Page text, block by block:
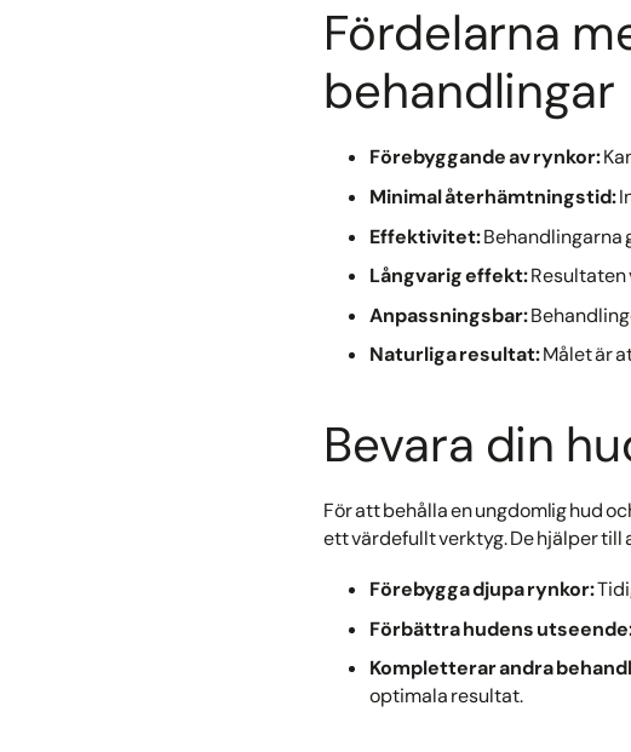
Fördelarna
behandlingar
Förebyggande av rynkor:
Minimal återhämtningstid:
Effektivitet:Behandlingarna
Långvarig effekt:Resultaten
Anpassningsbar:
Naturliga resultat:Målet är
Bevara din
För att behålla en ungdomlig hud
ett värdefullt verktyg. De hjälper till
Förebygga djupa rynkor:
Förbättra hudens
Kompletterar andra
optimala resultat.